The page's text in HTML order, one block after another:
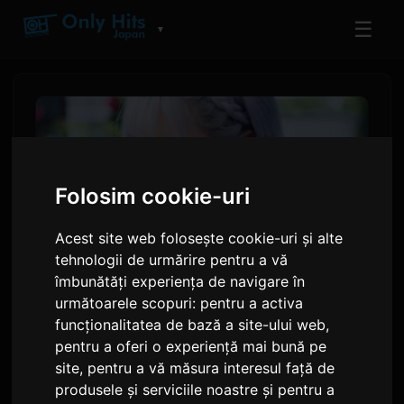
Folosim cookie-uri
Acest site web folosește cookie-uri și alte
tehnologii de urmărire pentru a vă
îmbunătăți experiența de navigare în
următoarele scopuri: pentru a activa
funcționalitatea de bază a site-ului web,
pentru a oferi o experiență mai bună pe
site, pentru a vă măsura interesul față de
produsele și serviciile noastre și pentru a
▼ ☰
ReoNa Anunță Premiera
Videoclipului Muzical 'Amore'
pentru Anime-ul 'Kimishinu'